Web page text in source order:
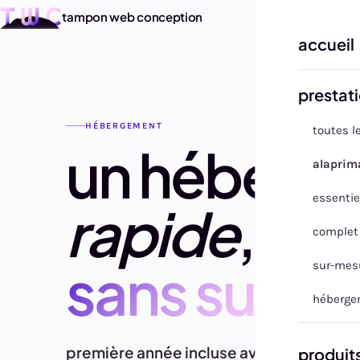
tampon web conception
accueil
toutes
complet
sur-
HÉBERGEMENT
un
rapide,
sans
première année incluse avec tous les